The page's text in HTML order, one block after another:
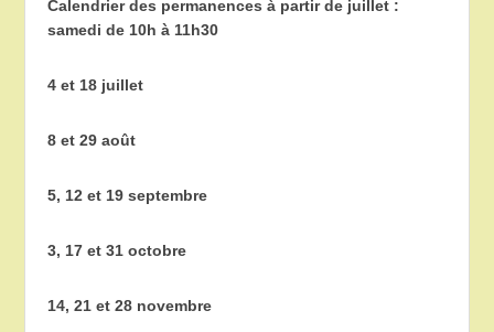
Calendrier des permanences à partir de juillet :
samedi de 10h à 11h30
4 et 18 juillet
8 et 29 août
5, 12 et 19 septembre
3, 17 et 31 octobre
14, 21 et 28 novembre